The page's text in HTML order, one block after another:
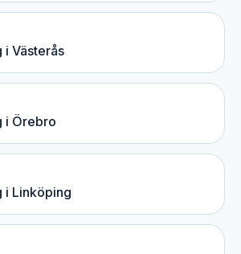
i Västerås
i Örebro
i Linköping